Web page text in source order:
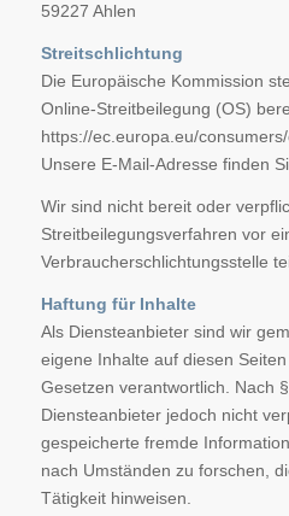
59227 Ahlen
Streitschlichtung
Die Europäische Kommission
Online-Streitbeilegung (OS)
https://ec.europa.eu/consumers/
Unsere E-Mail-Adresse finden
Wir sind nicht bereit oder
Streitbeilegungsverfahren vor
Verbraucherschlichtungsstelle
Haftung für Inhalte
Als Diensteanbieter sind wir
eigene Inhalte auf diesen
Gesetzen verantwortlich. Nach
Diensteanbieter jedoch nicht
gespeicherte fremde
nach Umständen zu forschen,
Tätigkeit hinweisen.